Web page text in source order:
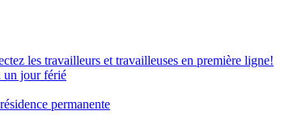
les travailleurs et travailleuses en première ligne!
un jour férié
permanente